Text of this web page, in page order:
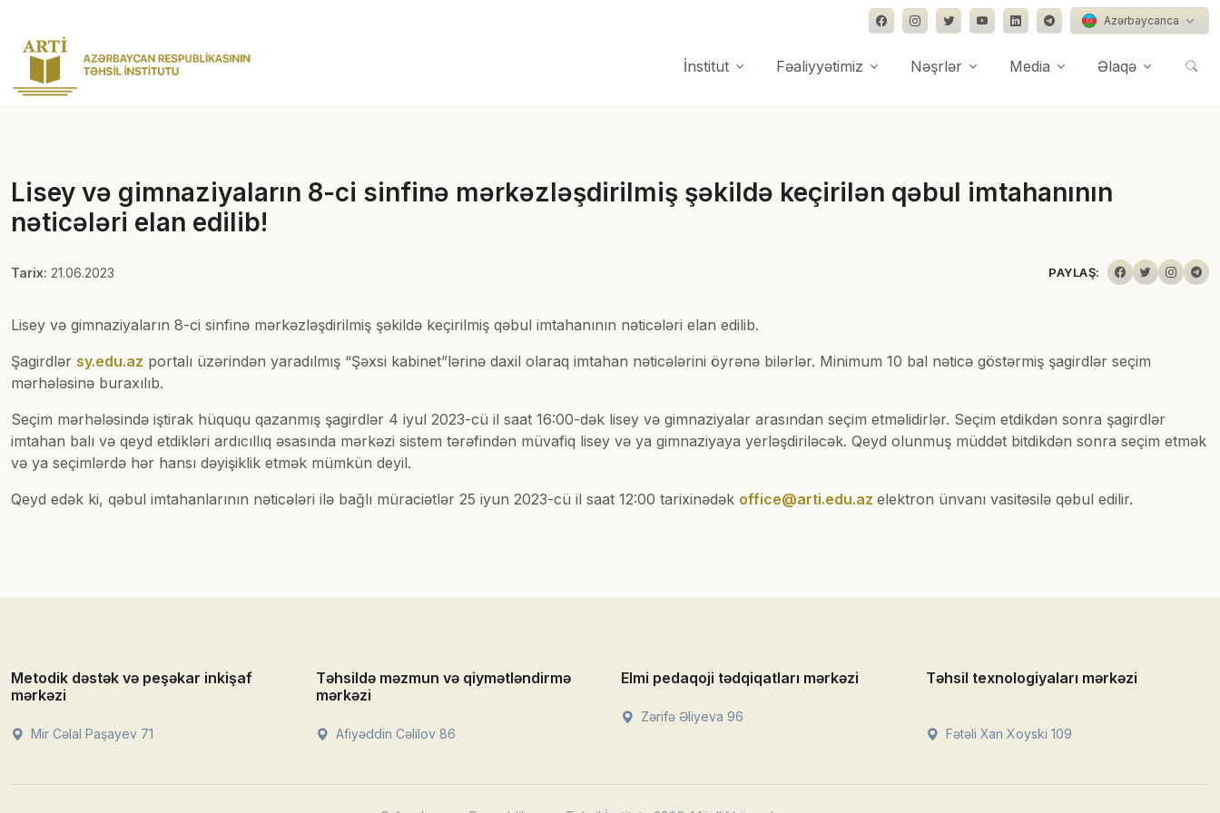
Azərbaycanca
İnstitut Fəaliyyətimiz Nəşrlər Media Əlaqə
Lisey və gimnaziyaların 8-ci sinfinə mərkəzləşdirilmiş şəkildə keçirilən qəbul imtahanının
nəticələri elan edilib!
Tarix: 21.06.2023 PAYLAŞ:
Lisey və gimnaziyaların 8-ci sinfinə mərkəzləşdirilmiş şəkildə keçirilmiş qəbul imtahanının nəticələri elan edilib.
Şagirdlər sy.edu.az portalı üzərindən yaradılmış “Şəxsi kabinet”lərinə daxil olaraq imtahan nəticələrini öyrənə bilərlər. Minimum 10 bal nəticə göstərmiş şagirdlər seçim
mərhələsinə buraxılıb.
Seçim mərhələsində iştirak hüququ qazanmış şagirdlər 4 iyul 2023-cü il saat 16:00-dək lisey və gimnaziyalar arasından seçim etməlidirlər. Seçim etdikdən sonra şagirdlər
imtahan balı və qeyd etdikləri ardıcıllıq əsasında mərkəzi sistem tərəfindən müvafiq lisey və ya gimnaziyaya yerləşdiriləcək. Qeyd olunmuş müddət bitdikdən sonra seçim etmək
və ya seçimlərdə hər hansı dəyişiklik etmək mümkün deyil.
Qeyd edək ki, qəbul imtahanlarının nəticələri ilə bağlı müraciətlər 25 iyun 2023-cü il saat 12:00 tarixinədək office@arti.edu.az elektron ünvanı vasitəsilə qəbul edilir.
Metodik dəstək və peşəkar inkişaf
mərkəzi
Mir Cəlal Paşayev 71
Təhsildə məzmun və qiymətləndirmə
mərkəzi
Afiyəddin Cəlilov 86
Elmi pedaqoji tədqiqatları mərkəzi
Zərifə Əliyeva 96
Təhsil texnologiyaları mərkəzi
Fətəli Xan Xoyski 109